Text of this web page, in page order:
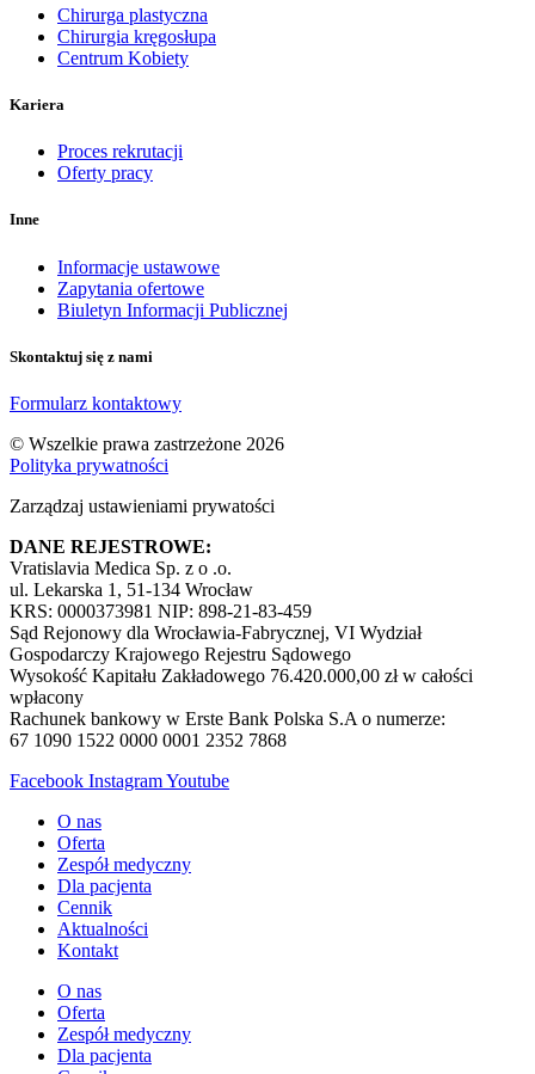
Chirurga plastyczna
Chirurgia kręgosłupa
Centrum Kobiety
Kariera
Proces rekrutacji
Oferty pracy
Inne
Informacje ustawowe
Zapytania ofertowe
Biuletyn Informacji Publicznej
Skontaktuj się z nami
Formularz kontaktowy
© Wszelkie prawa zastrzeżone 2026
Polityka prywatności
Zarządzaj ustawieniami prywatości
DANE REJESTROWE:
Vratislavia Medica Sp. z o .o.
ul. Lekarska 1, 51-134 Wrocław
KRS: 0000373981 NIP: 898-21-83-459
Sąd Rejonowy dla Wrocławia-Fabrycznej, VI Wydział
Gospodarczy Krajowego Rejestru Sądowego
Wysokość Kapitału Zakładowego 76.420.000,00 zł w całości
wpłacony
Rachunek bankowy w Erste Bank Polska S.A o numerze:
67 1090 1522 0000 0001 2352 7868
Facebook InstagramYoutube
O nas
Oferta
Zespół medyczny
Dla pacjenta
Cennik
Aktualności
Kontakt
O nas
Oferta
Zespół medyczny
Dla pacjenta